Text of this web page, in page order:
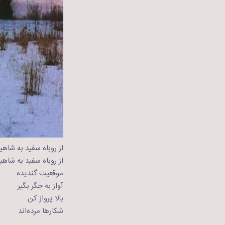
از روباه سفید به
از روباه سفید به
موقعیت گندیده
آواز به جگر بگیر
بالا پرواز کن
شکارها مرده‌اند